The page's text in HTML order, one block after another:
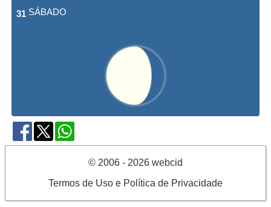
31 SÁBADO
© 2006 - 2026 webcid
Termos de Uso e Política de Privacidade